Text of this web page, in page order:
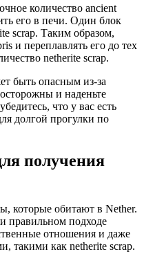
количество ancient
его в печи. Один блок
scrap. Таким образом,
и переплавлять его до тех
netherite scrap.
быть опасным из-за
и наденьте
что у вас есть
долгой прогулки по
получения
которые обитают в Nether.
правильном подходе
отношения и даже
такими как netherite scrap.